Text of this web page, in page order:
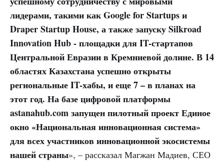
лидерами, такими как Google for Startups и
Draper Startup House, а также запуску Silkroad
Innovation Hub - площадки для IT-стартапов
Центральной Евразии в Кремниевой долине. В 14
областях Казахстана успешно открыты
региональные IT-хабы, и еще 7 – в планах на
этот год. На базе цифровой платформы
astanahub.com запущен пилотный проект Единое
окно «Национальная инновационная система»
для всех участников инновационной экосистемы
нашей страны», – рассказал Магжан Мадиев, СЕО